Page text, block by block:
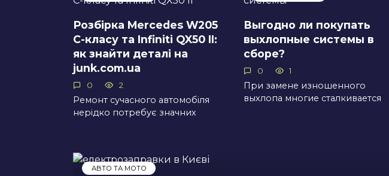
Розбірка Mercedes W205
C-класу та Infiniti QX50 II:
як знайти деталі на
junk.com.ua
0 2
Ремонт сучасного автомобіля
нерідко потребує значних
Выгодно ли покупать
выхлопные системы в
сборе?
0 1
При замене изношенного
выхлопа многие сталкивается
АВТО ТА МОТО